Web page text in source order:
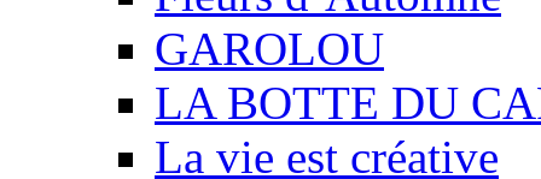
GAROLOU
LA BOTTE DU
La vie est créative